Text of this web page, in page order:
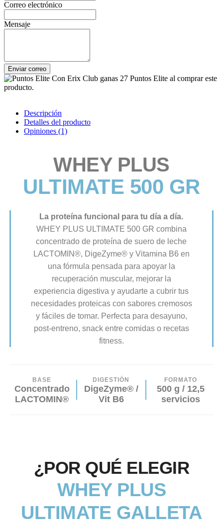
Correo electrónico
Mensaje
Enviar correo
Con Erix Club ganas 27 Puntos Elite al comprar este
producto.
Descripción
Detalles del producto
Opiniones (1)
WHEY PLUS
ULTIMATE 500 GR
La proteína funcional para tu día a día.
WHEY PLUS ULTIMATE 500 GR combina
concentrado de proteína de suero de leche
LACTOMIN®, DigeZyme® y Vitamina B6 en
una fórmula pensada para apoyar la
recuperación muscular, mejorar la
experiencia digestiva y ayudarte a cubrir tus
necesidades proteicas con sabores cremosos
y fáciles de tomar. Perfecta para desayuno,
post-entreno, snack entre comidas o recetas
fitness.
BASE
Concentrado
LACTOMIN®
DIGESTIÓN
DigeZyme® /
Vit B6
FORMATO
500 g / 12,5
servicios
¿POR QUÉ ELEGIR
WHEY PLUS
ULTIMATE GALLETA